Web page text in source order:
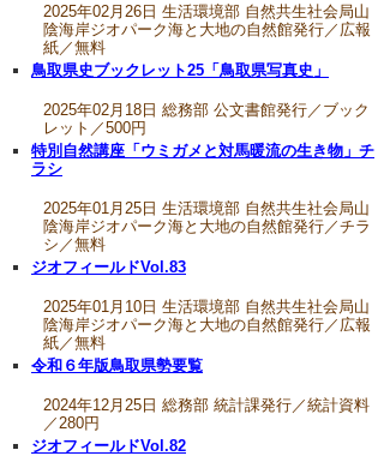
2025年02月26日 生活環境部 自然共生社会局山
陰海岸ジオパーク海と大地の自然館発行／広報
紙／無料
鳥取県史ブックレット25「鳥取県写真史」
2025年02月18日 総務部 公文書館発行／ブック
レット／500円
特別自然講座「ウミガメと対馬暖流の生き物」チ
ラシ
2025年01月25日 生活環境部 自然共生社会局山
陰海岸ジオパーク海と大地の自然館発行／チラ
シ／無料
ジオフィールドVol.83
2025年01月10日 生活環境部 自然共生社会局山
陰海岸ジオパーク海と大地の自然館発行／広報
紙／無料
令和６年版鳥取県勢要覧
2024年12月25日 総務部 統計課発行／統計資料
／280円
ジオフィールドVol.82